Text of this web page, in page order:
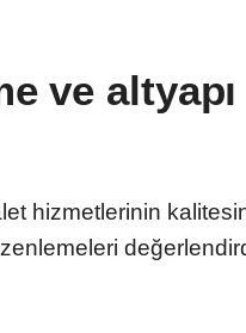
ve altyapı
hizmetlerinin